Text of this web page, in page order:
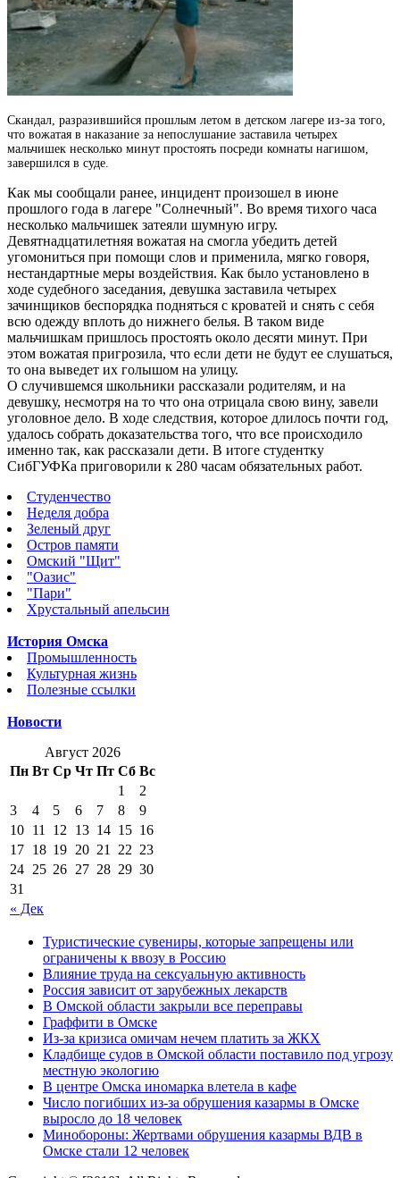
Скандал, разразившийся прошлым летом в детском лагере из-за того,
что вожатая в наказание за непослушание заставила четырех
мальчишек несколько минут простоять посреди комнаты нагишом,
завершился в суде.
Как мы сообщали ранее, инцидент произошел в июне
прошлого года в лагере "Солнечный". Во время тихого часа
несколько мальчишек затеяли шумную игру.
Девятнадцатилетняя вожатая на смогла убедить детей
угомониться при помощи слов и применила, мягко говоря,
нестандартные меры воздействия. Как было установлено в
ходе судебного заседания, девушка заставила четырех
зачинщиков беспорядка подняться с кроватей и снять с себя
всю одежду вплоть до нижнего белья. В таком виде
мальчишкам пришлось простоять около десяти минут. При
этом вожатая пригрозила, что если дети не будут ее слушаться,
то она выведет их голышом на улицу.
О случившемся школьники рассказали родителям, и на
девушку, несмотря на то что она отрицала свою вину, завели
уголовное дело. В ходе следствия, которое длилось почти год,
удалось собрать доказательства того, что все происходило
именно так, как рассказали дети. В итоге студентку
СибГУФКа приговорили к 280 часам обязательных работ.
Студенчество
Неделя добра
Зеленый друг
Остров памяти
Омский "Щит"
"Оазис"
"Пари"
Хрустальный апельсин
История Омска
Промышленность
Культурная жизнь
Полезные ссылки
Новости
Август 2026
Пн Вт Ср Чт Пт Сб Вс
« Дек
1
2
3
4 5 6 7 8
9
10 11 12 13 14 15 16
17 18 19 20 21 22 23
24 25 26 27 28 29 30
31
Туристические сувениры, которые запрещены или
ограничены к ввозу в Россию
Влияние труда на сексуальную активность
Россия зависит от зарубежных лекарств
В Омской области закрыли все переправы
Граффити в Омске
Из-за кризиса омичам нечем платить за ЖКХ
Кладбище судов в Омской области поставило под угрозу
местную экологию
В центре Омска иномарка влетела в кафе
Число погибших из-за обрушения казармы в Омске
выросло до 18 человек
Минобороны: Жертвами обрушения казармы ВДВ в
Омске стали 12 человек